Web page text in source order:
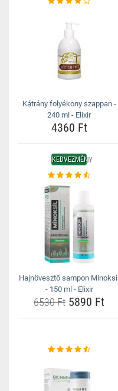
Kátrány folyékony szappan -
240 ml - Elixir
4360 Ft
KEDVEZMÉNY
Hajnövesztő sampon Minoksil
- 150 ml - Elixir
6530 Ft 5890 Ft